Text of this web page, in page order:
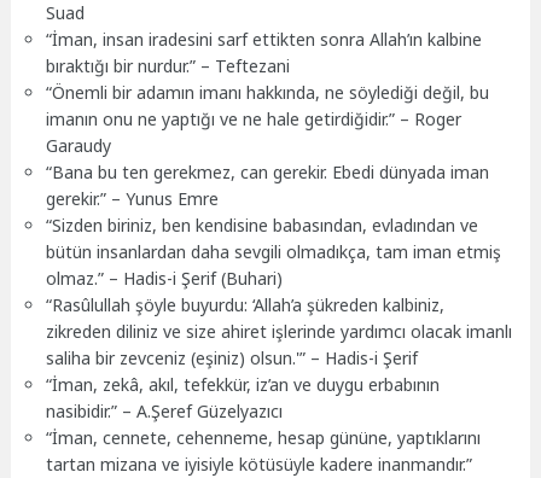
Suad
“İman, insan iradesini sarf ettikten sonra Allah’ın kalbine
bıraktığı bir nurdur.” – Teftezani
“Önemli bir adamın imanı hakkında, ne söylediği değil, bu
imanın onu ne yaptığı ve ne hale getirdiğidir.” – Roger
Garaudy
“Bana bu ten gerekmez, can gerekir. Ebedi dünyada iman
gerekir.” – Yunus Emre
“Sizden biriniz, ben kendisine babasından, evladından ve
bütün insanlardan daha sevgili olmadıkça, tam iman etmiş
olmaz.” – Hadis-i Şerif (Buhari)
“Rasûlullah şöyle buyurdu: ‘Allah’a şükreden kalbiniz,
zikreden diliniz ve size ahiret işlerinde yardımcı olacak imanlı
saliha bir zevceniz (eşiniz) olsun.'” – Hadis-i Şerif
“İman, zekâ, akıl, tefekkür, iz’an ve duygu erbabının
nasibidir.” – A.Şeref Güzelyazıcı
“İman, cennete, cehenneme, hesap gününe, yaptıklarını
tartan mizana ve iyisiyle kötüsüyle kadere inanmandır.”